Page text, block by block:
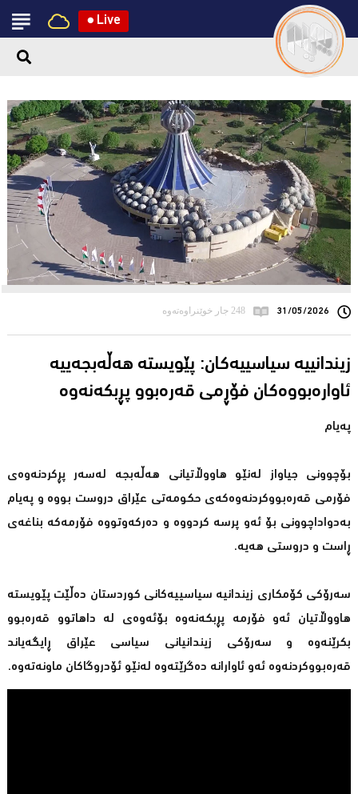
● Live
31/05/2026 248 جار خوێنراوەتەوە
زیندانییە سیاسییەكان: پێویستە هەڵەبجەییە
ئاوارەبووەکان فۆڕمی قەرەبوو پڕبكەنەوە
پەیام
بۆچوونی جیاواز لەنێو هاووڵاتیانی هەڵەبجە لەسەر پڕكردنەوەی
فۆرمی قەرەبووكردنەوەكەی حكومەتی عێراق دروست بووە و پەیام
بەدواداچوونی بۆ ئەو پرسە كردووە و دەركەوتووە فۆرمەكە بناغەی
ڕاست و دروستی هەیە.
سەرۆكی كۆمكاری زیندانیە سیاسییەكانی كوردستان دەڵێت پێویستە
هاووڵاتیان ئەو فۆرمە پڕبكەنەوە بۆئەوەی لە داهاتوو قەرەبوو
بكرێنەوە و سەرۆكی زیندانیانی سیاسی عێراق ڕایگەیاند
قەرەبووكردنەوە ئەو ئاوارانە دەگرێتەوە لەنێو ئۆدروگاكان ماونەتەوە.